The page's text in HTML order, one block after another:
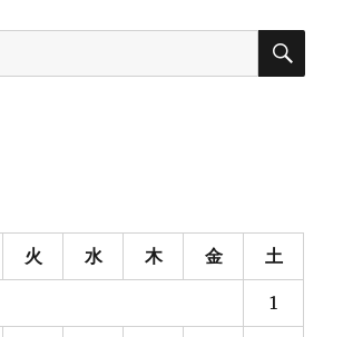
検
火 水 木 金 土
1